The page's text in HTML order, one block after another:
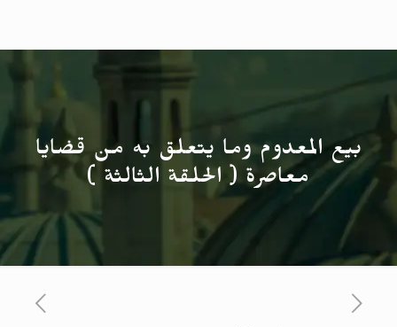
بيع المعدوم وما يتعلق به من قضايا
معاصرة ( الحلقة الثالثة )